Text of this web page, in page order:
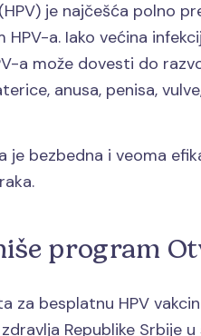
je najčešća polno
HPV-a. Iako većina
a može dovesti do
anusa, penisa,
je bezbedna i veoma
program
za besplatnu HPV
Republike Srbije